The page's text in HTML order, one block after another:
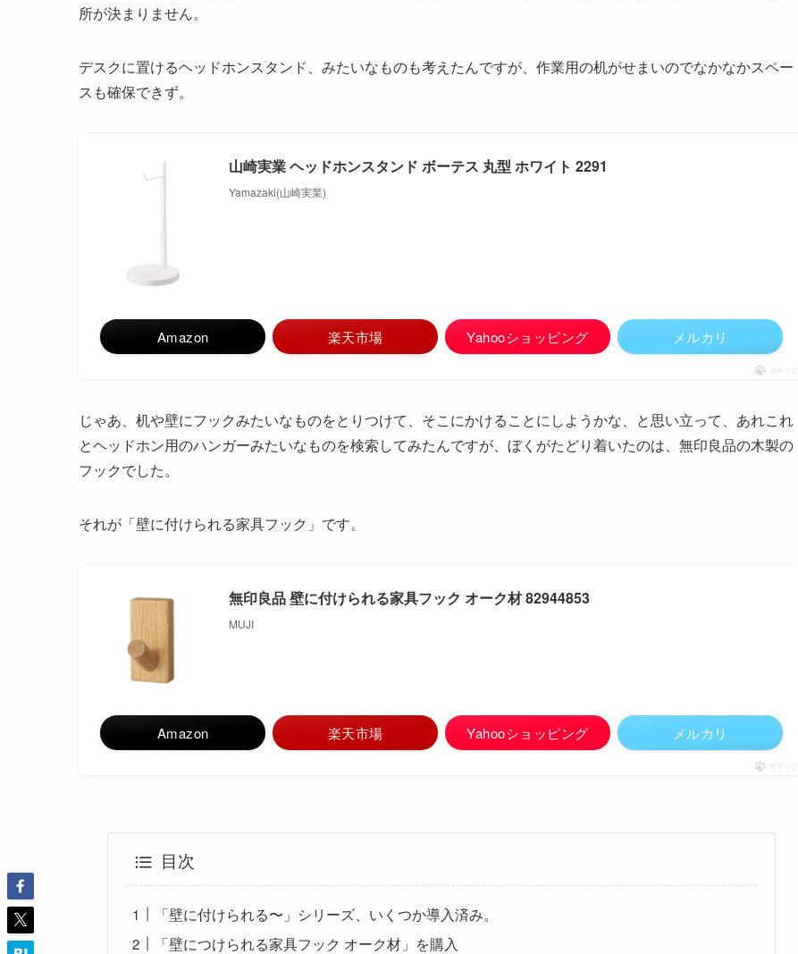
所が決まりません。
デスクに置けるヘッドホンスタンド、みたいなものも考えたんですが、作業用の机がせまいのでなかなかスペー
スも確保できず。
山崎実業 ヘッドホンスタンド ボーテス 丸型 ホワイト 2291
Yamazaki(山崎実業)
Amazon 楽天市場 Yahooショッピング メルカリ
ポチップ
じゃあ、机や壁にフックみたいなものをとりつけて、そこにかけることにしようかな、と思い立って、あれこれ
とヘッドホン用のハンガーみたいなものを検索してみたんですが、ぼくがたどり着いたのは、無印良品の木製の
フックでした。
それが「壁に付けられる家具フック」です。
無印良品 壁に付けられる家具フック オーク材 82944853
MUJI
Amazon 楽天市場 Yahooショッピング メルカリ
ポチップ
目次
「壁に付けられる〜」シリーズ、いくつか導入済み。
「壁につけられる家具フック オーク材」を購入